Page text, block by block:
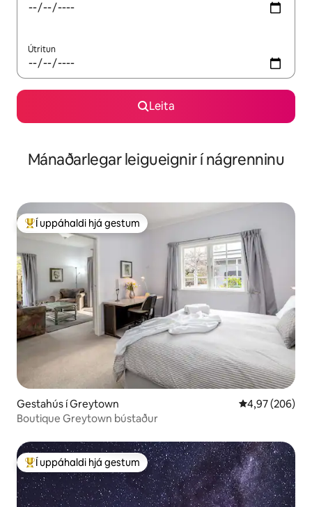
Útritun
Leita
Mánaðarlegar leigueignir í nágrenninu
Í mestu uppáhaldi hjá gestum
Í uppáhaldi hjá gestum
Gestahús í Greytown 4,97 af 5 í
4,97 (206)
Boutique Greytown bústaður
Í mestu uppáhaldi hjá gestum
Í uppáhaldi hjá gestum